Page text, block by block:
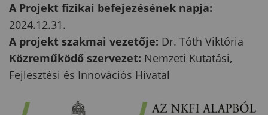
A Projekt fizikai befejezésének napja:
2024.12.31.
A projekt szakmai vezetője: Dr. Tóth Viktória
Közreműködő szervezet: Nemzeti Kutatási,
Fejlesztési és Innovációs Hivatal